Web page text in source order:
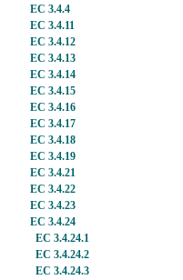
EC 3.4.4
EC 3.4.11
EC 3.4.12
EC 3.4.13
EC 3.4.14
EC 3.4.15
EC 3.4.16
EC 3.4.17
EC 3.4.18
EC 3.4.19
EC 3.4.21
EC 3.4.22
EC 3.4.23
EC 3.4.24
EC 3.4.24.1
EC 3.4.24.2
EC 3.4.24.3